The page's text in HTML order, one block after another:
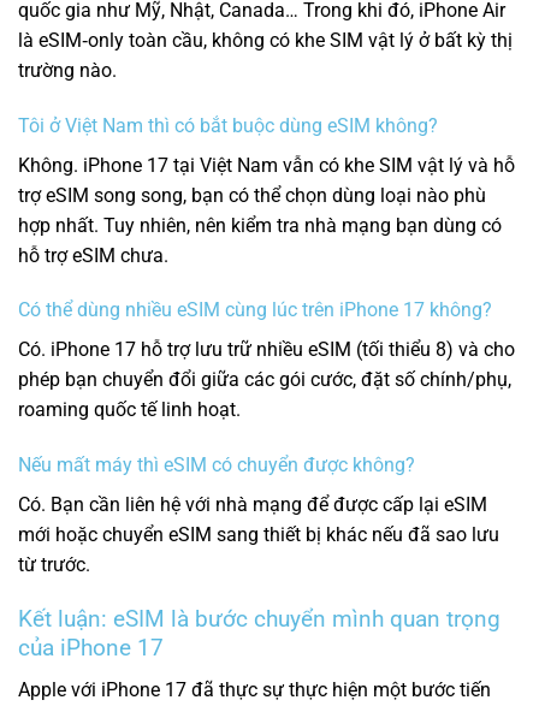
quốc gia như Mỹ, Nhật, Canada… Trong khi đó, iPhone Air
là eSIM‑only toàn cầu, không có khe SIM vật lý ở bất kỳ thị
trường nào.
Tôi ở Việt Nam thì có bắt buộc dùng eSIM không?
Không. iPhone 17 tại Việt Nam vẫn có khe SIM vật lý và hỗ
trợ eSIM song song, bạn có thể chọn dùng loại nào phù
hợp nhất. Tuy nhiên, nên kiểm tra nhà mạng bạn dùng có
hỗ trợ eSIM chưa.
Có thể dùng nhiều eSIM cùng lúc trên iPhone 17 không?
Có. iPhone 17 hỗ trợ lưu trữ nhiều eSIM (tối thiểu 8) và cho
phép bạn chuyển đổi giữa các gói cước, đặt số chính/phụ,
roaming quốc tế linh hoạt.
Nếu mất máy thì eSIM có chuyển được không?
Có. Bạn cần liên hệ với nhà mạng để được cấp lại eSIM
mới hoặc chuyển eSIM sang thiết bị khác nếu đã sao lưu
từ trước.
Kết luận: eSIM là bước chuyển mình quan trọng
của iPhone 17
Apple với iPhone 17 đã thực sự thực hiện một bước tiến